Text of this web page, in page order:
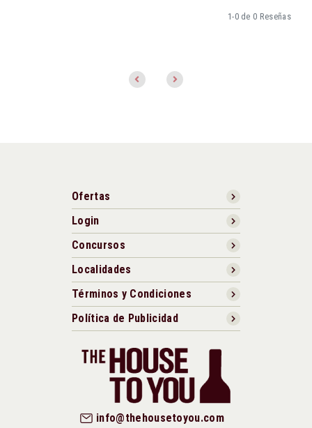
1-0 de 0 Reseñas
Ofertas
Login
Concursos
Localidades
Términos y Condiciones
Política de Publicidad
info@thehousetoyou.com